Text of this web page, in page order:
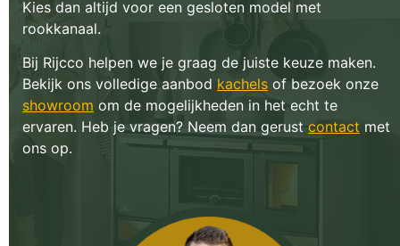
Kies dan altijd voor een gesloten model met
rookkanaal.
Bij Rijcco helpen we je graag de juiste keuze maken.
Bekijk ons volledige aanbod kachels of bezoek onze
showroom om de mogelijkheden in het echt te
ervaren. Heb je vragen? Neem dan gerust contact met
ons op.